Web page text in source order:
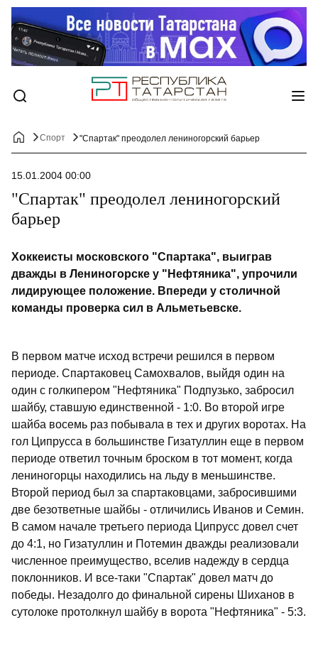
Спорт "Спартак" преодолел лениногорский барьер
15.01.2004 00:00
"Спартак" преодолел лениногорский
барьер
Хоккеисты московского "Спартака", выиграв
дважды в Лениногорске у "Нефтяника", упрочили
лидирующее положение. Впереди у столичной
команды проверка сил в Альметьевске.
В первом матче исход встречи решился в первом
периоде. Спартаковец Самохвалов, выйдя один на
один с голкипером "Нефтяника" Подпузько, забросил
шайбу, ставшую единственной - 1:0. Во второй игре
шайба восемь раз побывала в тех и других воротах. На
гол Ципрусса в большинстве Гизатуллин еще в первом
периоде ответил точным броском в тот момент, когда
лениногорцы находились на льду в меньшинстве.
Второй период был за спартаковцами, забросившими
две безответные шайбы - отличились Иванов и Семин.
В самом начале третьего периода Ципрусс довел счет
до 4:1, но Гизатуллин и Потемин дважды реализовали
численное преимущество, вселив надежду в сердца
поклонников. И все-таки "Спартак" довел матч до
победы. Незадолго до финальной сирены Шиханов в
сутолоке протолкнул шайбу в ворота "Нефтяника" - 5:3.